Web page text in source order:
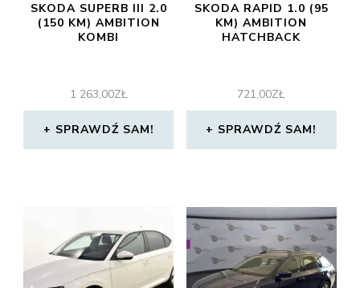
SKODA SUPERB III 2.0
(150 KM) AMBITION
KOMBI
1 263,00ZŁ
SPRAWDŹ SAM!
SKODA RAPID 1.0 (95
KM) AMBITION
HATCHBACK
721,00ZŁ
SPRAWDŹ SAM!